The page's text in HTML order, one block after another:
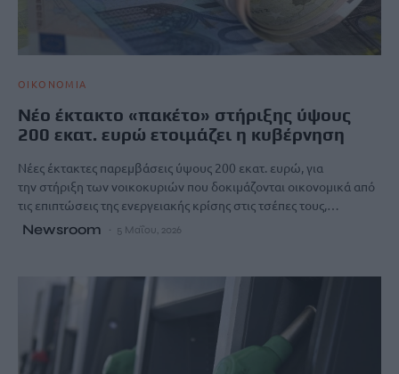
ΟΙΚΟΝΟΜΙΑ
Νέο έκτακτο «πακέτο» στήριξης ύψους
200 εκατ. ευρώ ετοιμάζει η κυβέρνηση
Νέες έκτακτες παρεμβάσεις ύψους 200 εκατ. ευρώ, για
την στήριξη των νοικοκυριών που δοκιμάζονται οικονομικά από
τις επιπτώσεις της ενεργειακής κρίσης στις τσέπες τους,…
Newsroom 5 Μαΐου, 2026